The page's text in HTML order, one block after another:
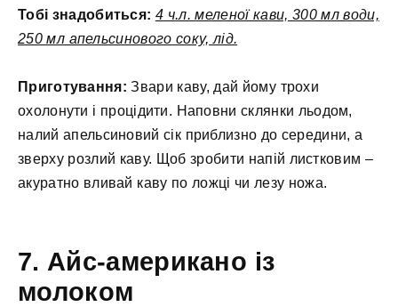
Тобі знадобиться: 4 ч.л. меленої кави, 300 мл води,
250 мл апельсинового соку, лід.
Приготування: Звари каву, дай йому трохи
охолонути і процідити. Наповни склянки льодом,
налий апельсиновий сік приблизно до середини, а
зверху розлий каву. Щоб зробити напій листковим –
акуратно вливай каву по ложці чи лезу ножа.
7. Айс-американо із
молоком